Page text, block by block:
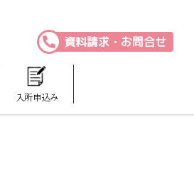
入所申込み
資料請求・お問合せ